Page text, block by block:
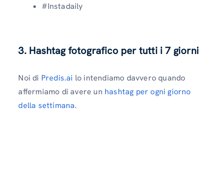
#Instadaily
3. Hashtag fotografico per tutti i 7 giorni
Noi di Predis.ai lo intendiamo davvero quando
affermiamo di avere un hashtag per ogni giorno
della settimana.